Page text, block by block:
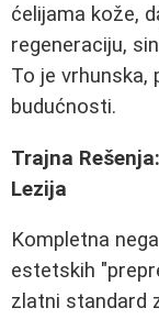
ćelijama kože,
regeneraciju,
To je vrhunska,
budućnosti.
Trajna
Lezija
Kompletna
estetskih
zlatni standard